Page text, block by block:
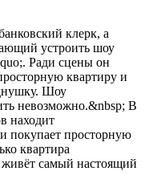
клерк, а
устроить шоу
Ради сцены он
квартиру и
Шоу
невозможно.&nbsp; В
находит
покупает просторную
квартира
живёт самый настоящий